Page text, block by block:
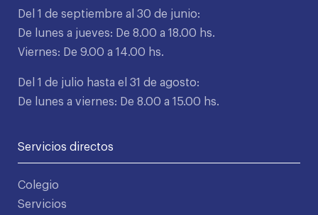
Del 1 de septiembre al 30 de junio:
De lunes a jueves: De 8.00 a 18.00 hs.
Viernes: De 9.00 a 14.00 hs.
Del 1 de julio hasta el 31 de agosto:
De lunes a viernes: De 8.00 a 15.00 hs.
Servicios directos
Colegio
Servicios